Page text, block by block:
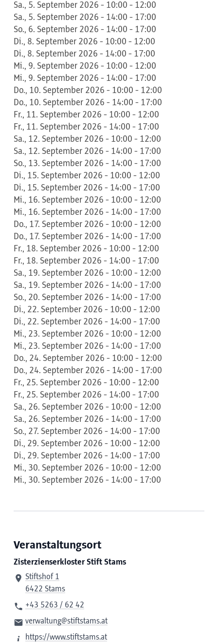
Sa., 5. September 2026 - 10:00 - 12:00
Sa., 5. September 2026 - 14:00 - 17:00
So., 6. September 2026 - 14:00 - 17:00
Di., 8. September 2026 - 10:00 - 12:00
Di., 8. September 2026 - 14:00 - 17:00
Mi., 9. September 2026 - 10:00 - 12:00
Mi., 9. September 2026 - 14:00 - 17:00
Do., 10. September 2026 - 10:00 - 12:00
Do., 10. September 2026 - 14:00 - 17:00
Fr., 11. September 2026 - 10:00 - 12:00
Fr., 11. September 2026 - 14:00 - 17:00
Sa., 12. September 2026 - 10:00 - 12:00
Sa., 12. September 2026 - 14:00 - 17:00
So., 13. September 2026 - 14:00 - 17:00
Di., 15. September 2026 - 10:00 - 12:00
Di., 15. September 2026 - 14:00 - 17:00
Mi., 16. September 2026 - 10:00 - 12:00
Mi., 16. September 2026 - 14:00 - 17:00
Do., 17. September 2026 - 10:00 - 12:00
Do., 17. September 2026 - 14:00 - 17:00
Fr., 18. September 2026 - 10:00 - 12:00
Fr., 18. September 2026 - 14:00 - 17:00
Sa., 19. September 2026 - 10:00 - 12:00
Sa., 19. September 2026 - 14:00 - 17:00
So., 20. September 2026 - 14:00 - 17:00
Di., 22. September 2026 - 10:00 - 12:00
Di., 22. September 2026 - 14:00 - 17:00
Mi., 23. September 2026 - 10:00 - 12:00
Mi., 23. September 2026 - 14:00 - 17:00
Do., 24. September 2026 - 10:00 - 12:00
Do., 24. September 2026 - 14:00 - 17:00
Fr., 25. September 2026 - 10:00 - 12:00
Fr., 25. September 2026 - 14:00 - 17:00
Sa., 26. September 2026 - 10:00 - 12:00
Sa., 26. September 2026 - 14:00 - 17:00
So., 27. September 2026 - 14:00 - 17:00
Di., 29. September 2026 - 10:00 - 12:00
Di., 29. September 2026 - 14:00 - 17:00
Mi., 30. September 2026 - 10:00 - 12:00
Mi., 30. September 2026 - 14:00 - 17:00
Veranstaltungsort
Zisterzienserkloster Stift Stams
Stiftshof 1
6422 Stams
+43 5263 / 62 42
verwaltung@stiftstams.at
https://www.stiftstams.at